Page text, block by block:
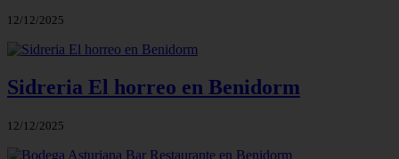
12/12/2025
Sidreria El horreo en Benidorm
12/12/2025